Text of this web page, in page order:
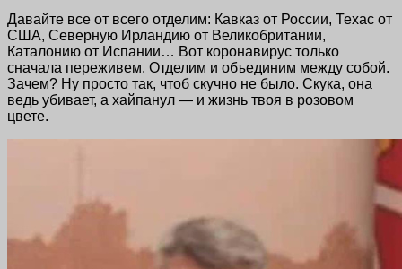
Давайте все от всего отделим: Кавказ от России, Техас от
США, Северную Ирландию от Великобритании,
Каталонию от Испании… Вот коронавирус только
сначала переживем. Отделим и объединим между собой.
Зачем? Ну просто так, чтоб скучно не было. Скука, она
ведь убивает, а хайпанул — и жизнь твоя в розовом
цвете.